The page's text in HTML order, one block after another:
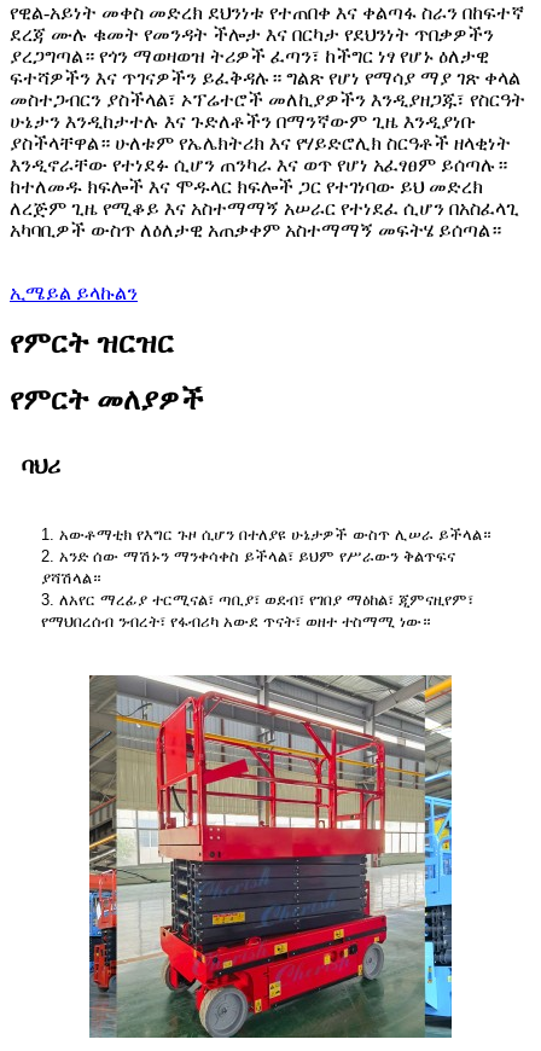
የዊል-አይነት መቀስ መድረክ ደህንነቱ የተጠበቀ እና ቀልጣፋ ስራን በከፍተኛ
ደረጃ ሙሉ ቁመት የመንዳት ችሎታ እና በርካታ የደህንነት ጥበቃዎችን
ያረጋግጣል። የጎን ማወዛወዝ ትሪዎች ፈጣን፣ ከችግር ነፃ የሆኑ ዕለታዊ
ፍተሻዎችን እና ጥገናዎችን ይፈቅዳሉ። ግልጽ የሆነ የማሳያ ማያ ገጽ ቀላል
መስተጋብርን ያስችላል፣ ኦፕሬተሮች መለኪያዎችን እንዲያዘጋጁ፣ የስርዓት
ሁኔታን እንዲከታተሉ እና ጉድለቶችን በማንኛውም ጊዜ እንዲያነቡ
ያስችላቸዋል። ሁለቱም የኤሌክትሪክ እና የሃይድሮሊክ ስርዓቶች ዘላቂነት
እንዲኖራቸው የተነደፉ ሲሆን ጠንካራ እና ወጥ የሆነ አፈፃፀም ይሰጣሉ።
ከተለመዱ ክፍሎች እና ሞዱላር ክፍሎች ጋር የተገነባው ይህ መድረክ
ለረጅም ጊዜ የሚቆይ እና አስተማማኝ አሠራር የተነደፈ ሲሆን በአስፈላጊ
አካባቢዎች ውስጥ ለዕለታዊ አጠቃቀም አስተማማኝ መፍትሄ ይሰጣል።
ኢሜይል ይላኩልን
የምርት ዝርዝር
የምርት መለያዎች
ባህሪ
1. አውቶማቲክ የእግር ጉዞ ሲሆን በተለያዩ ሁኔታዎች ውስጥ ሊሠራ ይችላል።
2. አንድ ሰው ማሽኑን ማንቀሳቀስ ይችላል፣ ይህም የሥራውን ቅልጥፍና
ያሻሽላል።
3. ለአየር ማረፊያ ተርሚናል፣ ጣቢያ፣ ወደብ፣ የገበያ ማዕከል፣ ጂምናዚየም፣
የማህበረሰብ ንብረት፣ የፋብሪካ አውደ ጥናት፣ ወዘተ ተስማሚ ነው።